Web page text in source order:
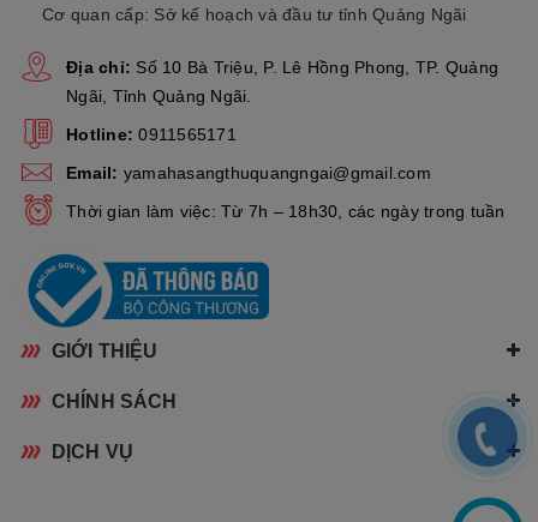
Cơ quan cấp: Sở kế hoạch và đầu tư tỉnh Quảng Ngãi
Địa chỉ: Số 10 Bà Triệu, P. Lê Hồng Phong, TP. Quảng
Ngãi, Tỉnh Quảng Ngãi.
Hotline: 0911565171
Email: yamahasangthuquangngai@gmail.com
Thời gian làm việc: Từ 7h – 18h30, các ngày trong tuần
GIỚI THIỆU
CHÍNH SÁCH
DỊCH VỤ